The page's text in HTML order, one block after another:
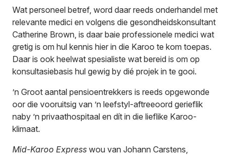
Wat personeel betref, word daar reeds onderhandel met
relevante medici en volgens die gesondheidskonsultant
Catherine Brown, is daar baie professionele medici wat
gretig is om hul kennis hier in die Karoo te kom toepas.
Daar is ook heelwat spesialiste wat bereid is om op
konsultasiebasis hul gewig by dié projek in te gooi.
’n Groot aantal pensioentrekkers is reeds opgewonde
oor die vooruitsig van ’n leefstyl-aftreeoord gerieflik
naby ’n privaathospitaal en dít in die lieflike Karoo-
klimaat.
Mid-Karoo Express wou van Johann Carstens,